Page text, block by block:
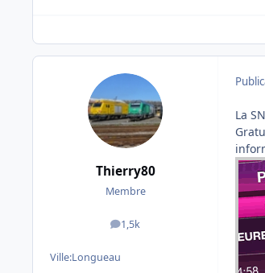
Thierry80
Membre
1,5k
messages
Ville:Longueau
La